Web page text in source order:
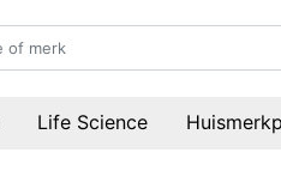
Life Science